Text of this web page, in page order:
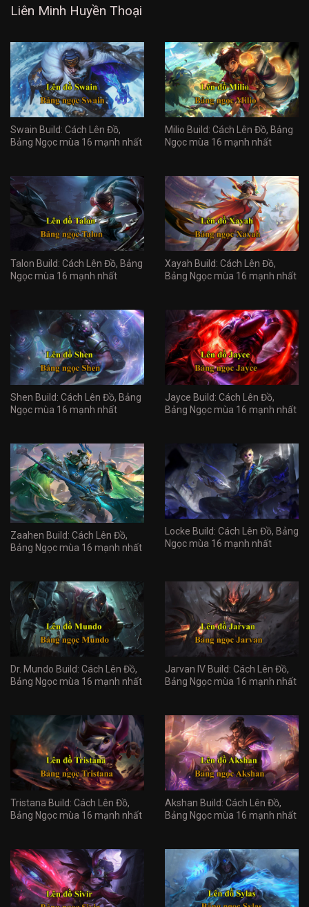
Liên Minh Huyền Thoại
Swain Build: Cách Lên Đồ,
Bảng Ngọc mùa 16 mạnh nhất
Milio Build: Cách Lên Đồ, Bảng
Ngọc mùa 16 mạnh nhất
Talon Build: Cách Lên Đồ, Bảng
Ngọc mùa 16 mạnh nhất
Xayah Build: Cách Lên Đồ,
Bảng Ngọc mùa 16 mạnh nhất
Shen Build: Cách Lên Đồ, Bảng
Ngọc mùa 16 mạnh nhất
Jayce Build: Cách Lên Đồ,
Bảng Ngọc mùa 16 mạnh nhất
Zaahen Build: Cách Lên Đồ,
Bảng Ngọc mùa 16 mạnh nhất
Locke Build: Cách Lên Đồ, Bảng
Ngọc mùa 16 mạnh nhất
Dr. Mundo Build: Cách Lên Đồ,
Bảng Ngọc mùa 16 mạnh nhất
Jarvan IV Build: Cách Lên Đồ,
Bảng Ngọc mùa 16 mạnh nhất
Tristana Build: Cách Lên Đồ,
Bảng Ngọc mùa 16 mạnh nhất
Akshan Build: Cách Lên Đồ,
Bảng Ngọc mùa 16 mạnh nhất